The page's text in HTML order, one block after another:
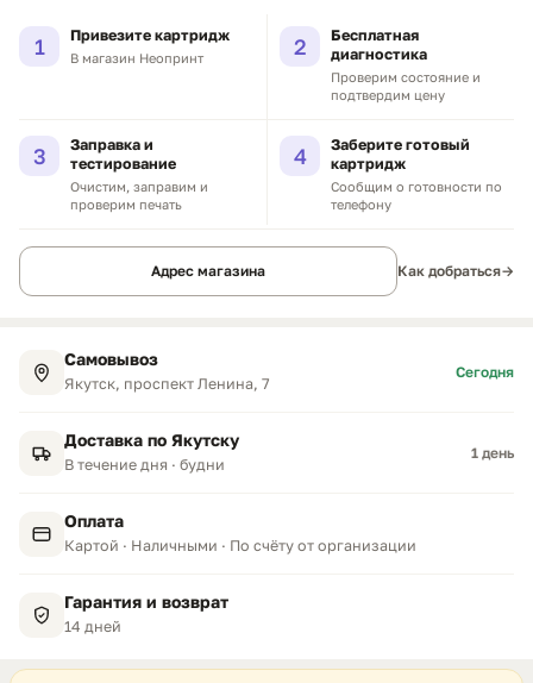
1 Привезите картридж
В магазин Неопринт 2
Бесплатная
диагностика
Проверим состояние и
подтвердим цену
3
Заправка и
тестирование
Очистим, заправим и
проверим печать
4
Заберите готовый
картридж
Сообщим о готовности по
телефону
Адрес магазина Как добраться→
Самовывоз
Якутск, проспект Ленина, 7
Сегодня
Доставка по Якутску
В течение дня · будни
1 день
Оплата
Картой · Наличными · По счёту от организации
Гарантия и возврат
14 дней